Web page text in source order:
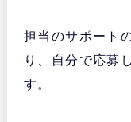
担当のサポート
り、自分で応募
す。